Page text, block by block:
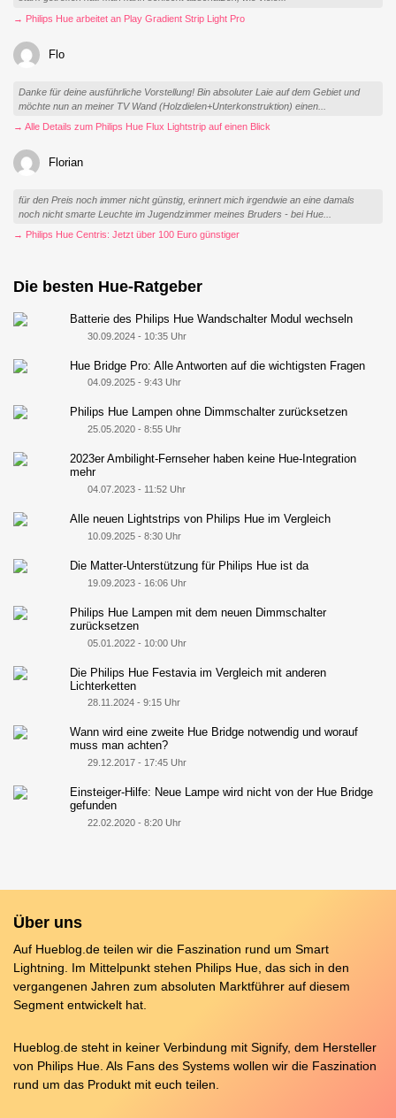
→ Philips Hue arbeitet an Play Gradient Strip Light Pro
Flo
Danke für deine ausführliche Vorstellung! Bin absoluter Laie auf dem Gebiet und
möchte nun an meiner TV Wand (Holzdielen+Unterkonstruktion) einen...
→ Alle Details zum Philips Hue Flux Lightstrip auf einen Blick
Florian
für den Preis noch immer nicht günstig, erinnert mich irgendwie an eine damals
noch nicht smarte Leuchte im Jugendzimmer meines Bruders - bei Hue...
→ Philips Hue Centris: Jetzt über 100 Euro günstiger
Die besten Hue-Ratgeber
Batterie des Philips Hue Wandschalter Modul wechseln
30.09.2024 - 10:35 Uhr
Hue Bridge Pro: Alle Antworten auf die wichtigsten Fragen
04.09.2025 - 9:43 Uhr
Philips Hue Lampen ohne Dimmschalter zurücksetzen
25.05.2020 - 8:55 Uhr
2023er Ambilight-Fernseher haben keine Hue-Integration
mehr
04.07.2023 - 11:52 Uhr
Alle neuen Lightstrips von Philips Hue im Vergleich
10.09.2025 - 8:30 Uhr
Die Matter-Unterstützung für Philips Hue ist da
19.09.2023 - 16:06 Uhr
Philips Hue Lampen mit dem neuen Dimmschalter
zurücksetzen
05.01.2022 - 10:00 Uhr
Die Philips Hue Festavia im Vergleich mit anderen
Lichterketten
28.11.2024 - 9:15 Uhr
Wann wird eine zweite Hue Bridge notwendig und worauf
muss man achten?
29.12.2017 - 17:45 Uhr
Einsteiger-Hilfe: Neue Lampe wird nicht von der Hue Bridge
gefunden
22.02.2020 - 8:20 Uhr
Über uns
Auf Hueblog.de teilen wir die Faszination rund um Smart
Lightning. Im Mittelpunkt stehen Philips Hue, das sich in den
vergangenen Jahren zum absoluten Marktführer auf diesem
Segment entwickelt hat.
Hueblog.de steht in keiner Verbindung mit Signify, dem Hersteller
von Philips Hue. Als Fans des Systems wollen wir die Faszination
rund um das Produkt mit euch teilen.